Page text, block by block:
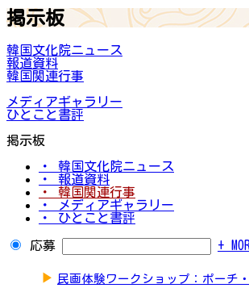
掲示板
韓国文化院ニュース
報道資料
韓国関連行事
メディアギャラリー
ひとこと書評
掲示板
・ 韓国文化院ニュース
・ 報道資料
・ 韓国関連行事
・ メディアギャラリー
・ ひとこと書評
応募 +
▶ 民画体験ワークショップ：ポーチ